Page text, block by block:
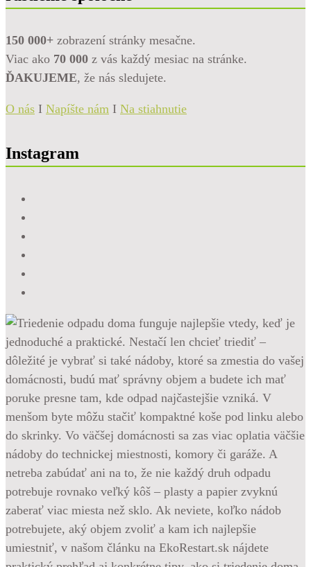
150 000+ zobrazení stránky mesačne.
Viac ako 70 000 z vás každý mesiac na stránke.
ĎAKUJEME, že nás sledujete.
O nás I Napíšte nám I Na stiahnutie
Instagram